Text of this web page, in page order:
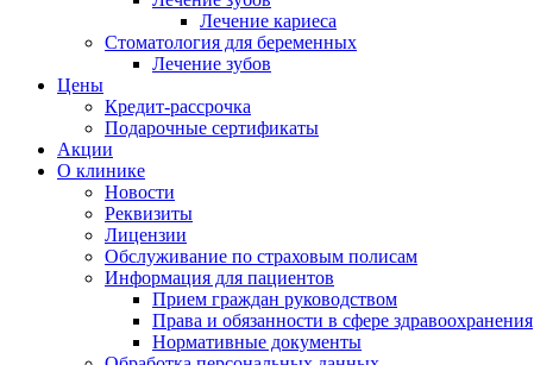
Лечение кариеса
Стоматология для беременных
Лечение зубов
Цены
Кредит-рассрочка
Подарочные сертификаты
Акции
О клинике
Новости
Реквизиты
Лицензии
Обслуживание по страховым полисам
Информация для пациентов
Прием граждан руководством
Права и обязанности в сфере здравоохранения
Нормативные документы